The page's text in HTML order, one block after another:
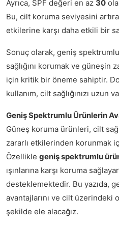
Ayrıca, SPF değeri en az 30
Bu, cilt koruma seviyesini
etkilerine karşı daha etkili bir
Sonuç olarak, geniş
sağlığını korumak ve güneşin
için kritik bir öneme sahiptir.
kullanım, cilt sağlığınızı uzun
Geniş Spektrumlu Ürünlerin
Güneş koruma ürünleri, cilt
zararlı etkilerinden korunmak
Özellikle geniş spektrumlu
ışınlarına karşı koruma
desteklemektedir. Bu yazıda,
avantajlarını ve cilt üzerindeki
şekilde ele alacağız.